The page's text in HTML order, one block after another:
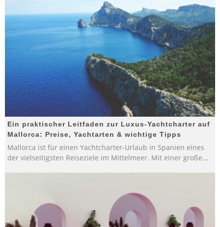
Ein praktischer Leitfaden zur Luxus-Yachtcharter auf
Mallorca: Preise, Yachtarten & wichtige Tipps
Mallorca ist für einen Yachtcharter-Urlaub in Spanien eines
der vielseitigsten Reiseziele im Mittelmeer. Mit einer große...